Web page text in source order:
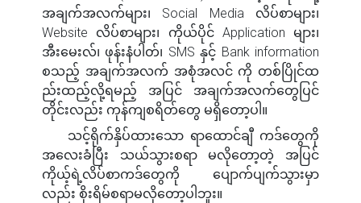
အချက်အလက်များ၊ Social Media လိပ်စာများ၊
Website လိပ်စာများ၊ ကိုယ်ပိုင် Application များ၊
အီးမေးလ်၊ ဖုန်းနံပါတ်၊ SMS နှင့် Bank information
စသည့် အချက်အလက် အစုံအလင် ကို တစ်ပြိုင်ထ
ည်းထည့်လို့ရမည့် အပြင် အချက်အလက်တွေပြင်
တိုင်းလည်း ကုန်ကျစရိတ်တွေ မရှိတော့ပါ။
သင့်ရိုက်နှိပ်ထားသော ရာထောင်ချီ ကဒ်တွေကို
အလေးခံပြီး သယ်သွားစရာ မလိုတော့တဲ့ အပြင်
ကိုယ့်ရဲ့လိပ်စာကဒ်တွေကို ပျောက်ပျက်သွားမှာ
လည်း စိုးရိမ်စရာမလိုတော့ပါဘူး။